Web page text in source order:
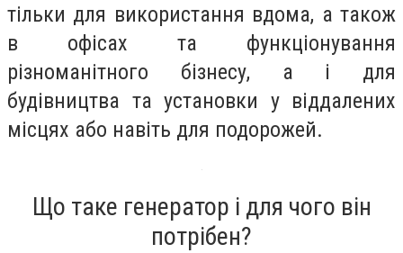
тільки для використання вдома, а також
в офісах та функціонування
різноманітного бізнесу, а і для
будівництва та установки у віддалених
місцях або навіть для подорожей.
Що таке генератор і для чого він
потрібен?